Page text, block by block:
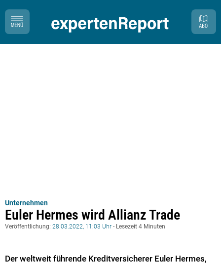
Unternehmen
Euler Hermes wird Allianz Trade
Veröffentlichung: 28.03.2022, 11:03 Uhr - Lesezeit 4 Minuten
Der weltweit führende Kreditversicherer Euler Hermes,